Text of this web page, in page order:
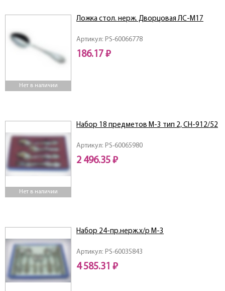
Нет в наличии
Артикул: PS-60066778
Ложка стол. нерж. Дворцовая ЛС-М17
186.17 ₽
Нет в наличии
Артикул: PS-60065980
Набор 18 предметов М-3 тип 2, СН-912/52
2 496.35 ₽
Артикул: PS-60035843
Набор 24-пр.нерж.х/р М-3
4 585.31 ₽